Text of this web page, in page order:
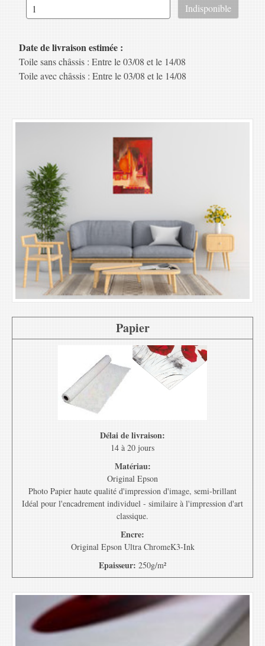
Date de livraison estimée :
Toile sans châssis : Entre le 03/08 et le 14/08
Toile avec châssis : Entre le 03/08 et le 14/08
Papier
Délai de livraison:
14 à 20 jours
Matériau:
Original Epson
Photo Papier haute qualité d'impression d'image, semi-brillant
Idéal pour l'encadrement individuel - similaire à l'impression d'art
classique.
Encre:
Original Epson Ultra ChromeK3-Ink
Epaisseur: 250g/m²